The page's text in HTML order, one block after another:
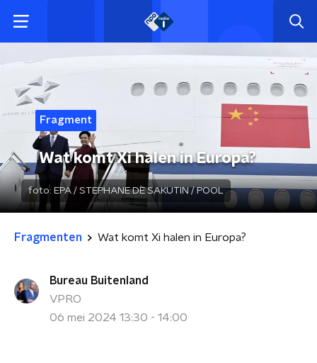
Fragment
Wat komt Xi halen in Europa?
foto: EPA / STEPHANE DE SAKUTIN / POOL
Fragmenten Wat komt Xi halen in Europa?
Bureau Buitenland
VPRO
06 mei 2024 13:30 - 14:00